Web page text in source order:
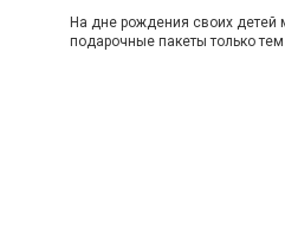
На дне рождения своих детей
подарочные пакеты только